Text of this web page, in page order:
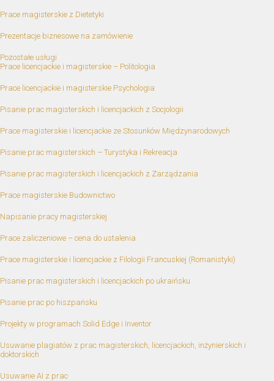
Prace magisterskie z Dietetyki
Prezentacje biznesowe na zamówienie
Pozostałe usługi
Prace licencjackie i magisterskie – Politologia
Prace licencjackie i magisterskie Psychologia
Pisanie prac magisterskich i licencjackich z Socjologii
Prace magisterskie i licencjackie ze Stosunków Międzynarodowych
Pisanie prac magisterskich – Turystyka i Rekreacja
Pisanie prac magisterskich i licencjackich z Zarządzania
Prace magisterskie Budownictwo
Napisanie pracy magisterskiej
Prace zaliczeniowe – cena do ustalenia
Prace magisterskie i licencjackie z Filologii Francuskiej (Romanistyki)
Pisanie prac magisterskich i licencjackich po ukraińsku
Pisanie prac po hiszpańsku
Projekty w programach Solid Edge i Inventor
Usuwanie plagiatów z prac magisterskich, licencjackich, inżynierskich i
doktorskich
Usuwanie AI z prac